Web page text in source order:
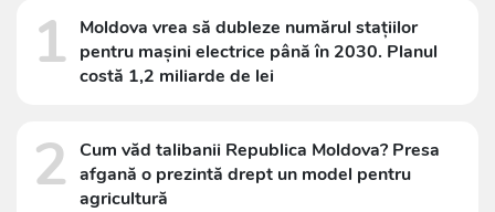
1 Moldova vrea să dubleze numărul stațiilor
pentru mașini electrice până în 2030. Planul
costă 1,2 miliarde de lei
2 Cum văd talibanii Republica Moldova? Presa
afgană o prezintă drept un model pentru
agricultură